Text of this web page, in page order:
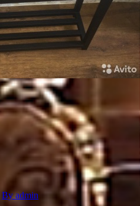
By admin